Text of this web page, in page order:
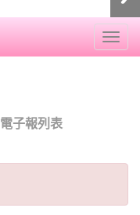
電子報列表